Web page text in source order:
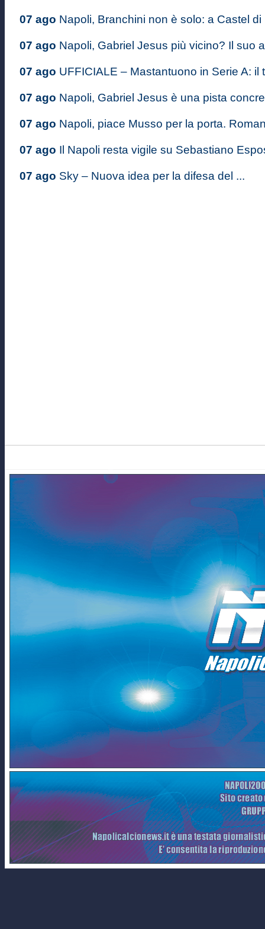
07 ago Napoli, Branchini non è solo: a Castel di
07 ago Napoli, Gabriel Jesus più vicino? Il suo
07 ago UFFICIALE – Mastantuono in Serie A: il
07 ago Napoli, Gabriel Jesus è una pista
07 ago Napoli, piace Musso per la porta.
07 ago Il Napoli resta vigile su Sebastiano
07 ago Sky – Nuova idea per la difesa del ...